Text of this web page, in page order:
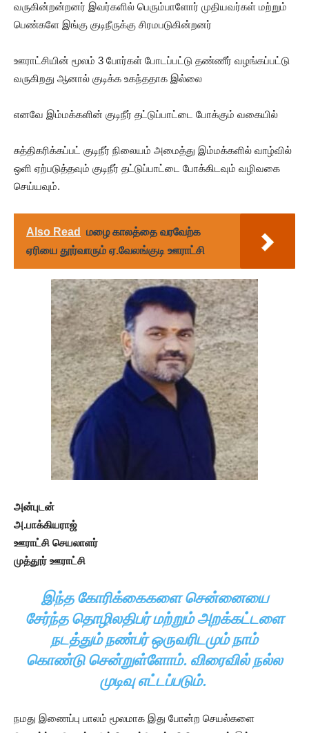
வருகின்றன்றனர் இவர்களில் பெரும்பாளோர் முதியவர்கள் மற்றும்
பெண்களே இங்கு குடிநீருக்கு சிரமபடுகின்றனர்
ஊராட்சியின் மூலம் 3 போர்கள் போடப்பட்டு தண்ணீர் வழங்கப்பட்டு
வருகிறது ஆனால் குடிக்க உகந்ததாக இல்லை
எனவே இம்மக்களின் குடிநீர் தட்டுப்பாட்டை போக்கும் வகையில்
சுத்திகரிக்கப்பட் குடிநீர் நிலையம் அமைத்து இம்மக்களில் வாழ்வில்
ஒளி ஏற்படுத்தவும் குடிநீர் தட்டுப்பாட்டை போக்கிடவும் வழிவகை
செய்யவும்.
Also Read
மழை காலத்தை வரவேற்க
ஏரியை தூர்வாரும் ஏ.வேலங்குடி ஊராட்சி
அன்புடன்
அ.பாக்கியராஜ்
ஊராட்சி செயலாளர்
முத்தூர் ஊராட்சி
இந்த கோரிக்கைகளை சென்னையை
சேர்ந்த தொழிலதிபர் மற்றும் அறக்கட்டளை
நடத்தும் நண்பர் ஒருவரிடமும் நாம்
கொண்டு சென்றுள்ளோம். விரைவில் நல்ல
முடிவு எட்டப்படும்.
நமது இணைப்பு பாலம் மூலமாக இது போன்ற செயல்களை